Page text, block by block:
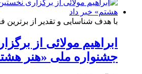
با هدف شناسایی و تقدیر از برترین
ابراهیم مولائی از
جشنواره ملی «هنر